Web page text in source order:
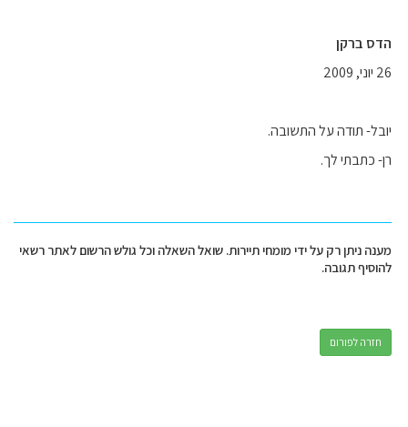
הדס ברקן
26 יוני, 2009
יובל- תודה על התשובה.
רן- כתבתי לך.
מענה ניתן רק על ידי מומחי תיירות. שואל השאלה וכל גולש הרשום לאתר רשאי
להוסיף תגובה.
חזרה לפורום